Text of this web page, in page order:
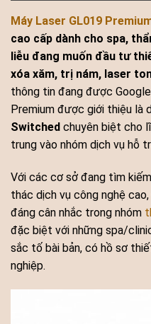
Máy Laser GL019
cao cấp dành cho spa,
liễu đang muốn đầu tư
xóa xăm, trị nám, laser
thông tin đang được
Premium được giới thiệu là
Switched chuyên biệt cho
trung vào nhóm dịch vụ hỗ
Với các cơ sở đang tìm
thác dịch vụ công nghệ
đáng cân nhắc trong nhóm
đặc biệt với những spa/
sắc tố bài bản, có hồ sơ
nghiệp.